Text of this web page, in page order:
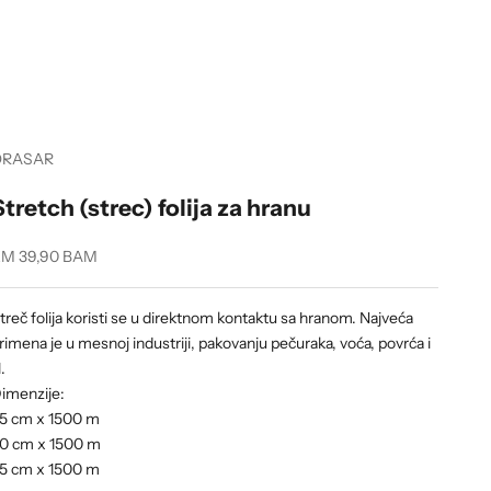
(strec) folija za hranu
price
39,90 BAM
folija koristi se u direktnom kontaktu sa hranom. Najveća
je u mesnoj industriji, pakovanju pečuraka, voća, povrća i
cm x 1500 m
cm x 1500 m
cm x 1500 m